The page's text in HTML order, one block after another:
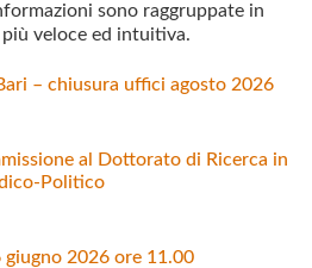
sono raggruppate in
veloce ed intuitiva.
– chiusura uffici agosto 2026
al Dottorato di Ricerca in
Politico
giugno 2026 ore 11.00